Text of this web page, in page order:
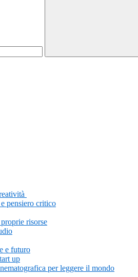
pensiero critico
risorse
e futuro
up
per leggere il mondo